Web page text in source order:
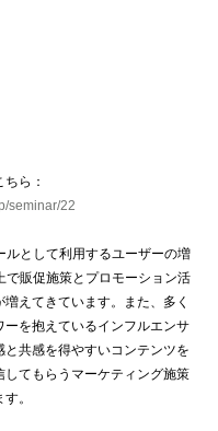
ら：
seminar/22
ルとして利用するユーザーの増
で販促施策とプロモーション活
えてきています。また、多く
ーを抱えているインフルエンサ
と共感を得やすいコンテンツを
してもらうマーケティング施策
。